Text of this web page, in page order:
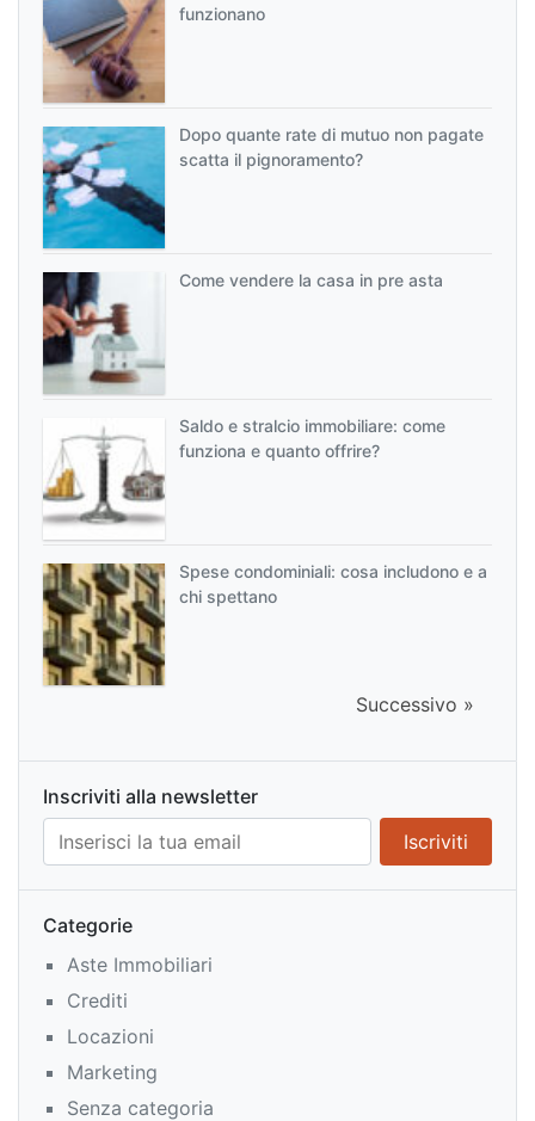
funzionano
Dopo quante rate di mutuo non pagate
scatta il pignoramento?
Come vendere la casa in pre asta
Saldo e stralcio immobiliare: come
funziona e quanto offrire?
Spese condominiali: cosa includono e a
chi spettano
Successivo »
Inscriviti alla newsletter
Categorie
Aste Immobiliari
Crediti
Locazioni
Marketing
Senza categoria